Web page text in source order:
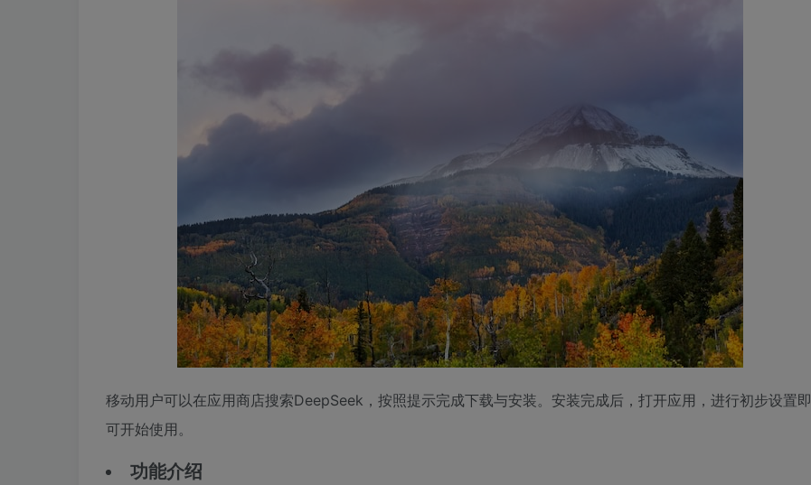
移动用户可以在应用商店搜索DeepSeek，按照提示完成下载与安装。安装完成后，打开应用，进行初步设置即
可开始使用。
功能介绍